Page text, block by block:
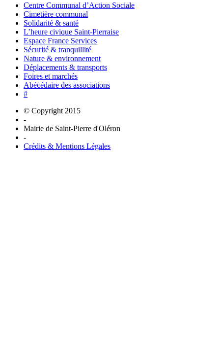
Centre Communal d’Action Sociale
Cimetière communal
Solidarité & santé
L’heure civique Saint-Pierraise
Espace France Services
Sécurité & tranquillité
Nature & environnement
Déplacements & transports
Foires et marchés
Abécédaire des associations
#
© Copyright 2015
-
Mairie de Saint-Pierre d'Oléron
-
Crédits & Mentions Légales